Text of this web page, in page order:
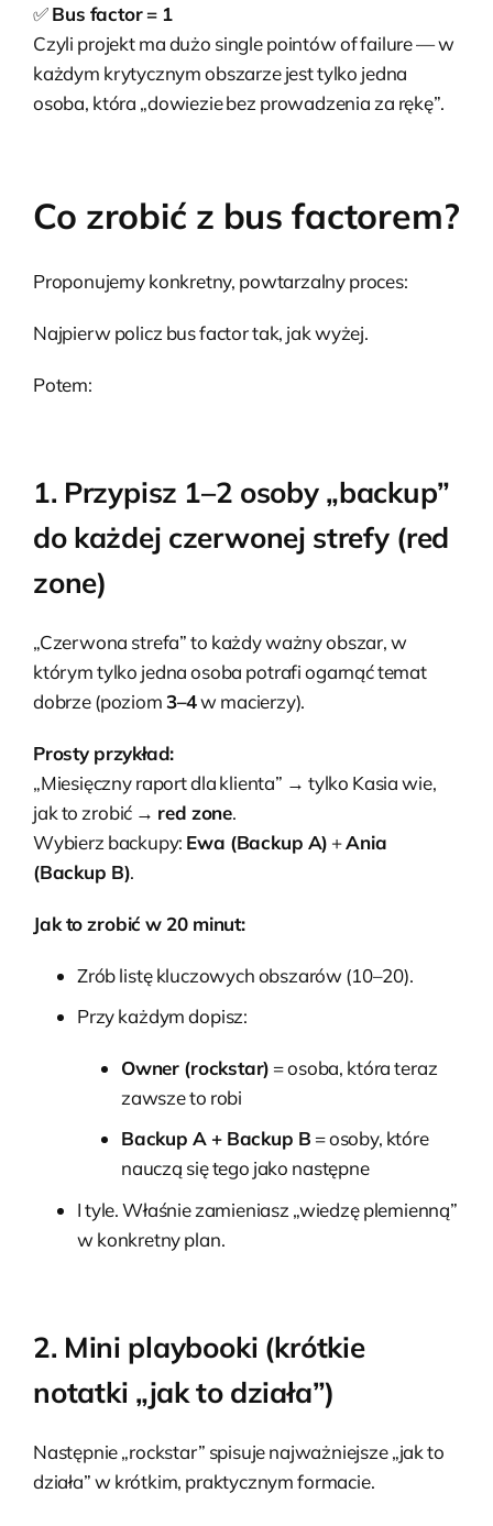
✅Bus factor = 1
Czyli projekt ma dużo single pointów of failure — w
każdym krytycznym obszarze jest tylko jedna
osoba, która „dowiezie bez prowadzenia za rękę”.
Co zrobić z bus factorem?
Proponujemy konkretny, powtarzalny proces:
Najpierw policz bus factor tak, jak wyżej.
Potem:
1. Przypisz 1–2 osoby „backup”
do każdej czerwonej strefy (red
zone)
„Czerwona strefa” to każdy ważny obszar, w
którym tylko jedna osoba potrafi ogarnąć temat
dobrze (poziom3–4w macierzy).
Prosty przykład:
„Miesięczny raport dla klienta” → tylko Kasia wie,
jak to zrobić → red zone.
Wybierz backupy: Ewa (Backup A) +Ania
(Backup B).
Jak to zrobić w 20 minut:
Zrób listę kluczowych obszarów (10–20).
Przy każdym dopisz:
Owner (rockstar) = osoba, która teraz
zawsze to robi
Backup A + Backup B = osoby, które
nauczą się tego jako następne
I tyle. Właśnie zamieniasz „wiedzę plemienną”
w konkretny plan.
2. Mini playbooki (krótkie
notatki „jak to działa”)
Następnie „rockstar” spisuje najważniejsze „jak to
działa” w krótkim, praktycznym formacie.